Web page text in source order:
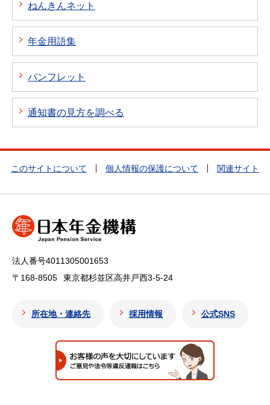
ねんきんネット
年金用語集
パンフレット
通知書の見方を調べる
このサイトについて 個人情報の保護について 関連サイト
法人番号4011305001653
〒168-8505
東京都杉並区高井戸西3-5-24
所在地・連絡先 採用情報 公式SNS